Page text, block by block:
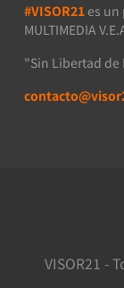
#VISOR21 es un
MULTIMEDIA
"Sin Libertad de
VISOR21 -